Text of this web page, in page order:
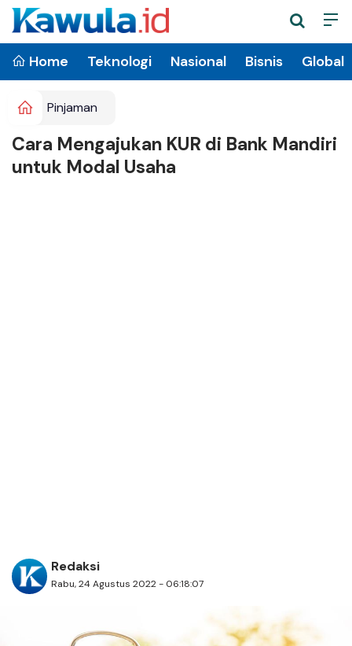
Home Teknologi Nasional Bisnis Global
Pinjaman
Cara Mengajukan KUR di Bank Mandiri
untuk Modal Usaha
Redaksi
Rabu, 24 Agustus 2022 - 06:18:07